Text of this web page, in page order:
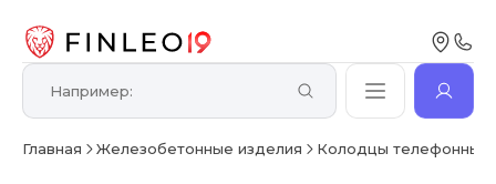
Главная Железобетонные изделия Колодцы телефонные